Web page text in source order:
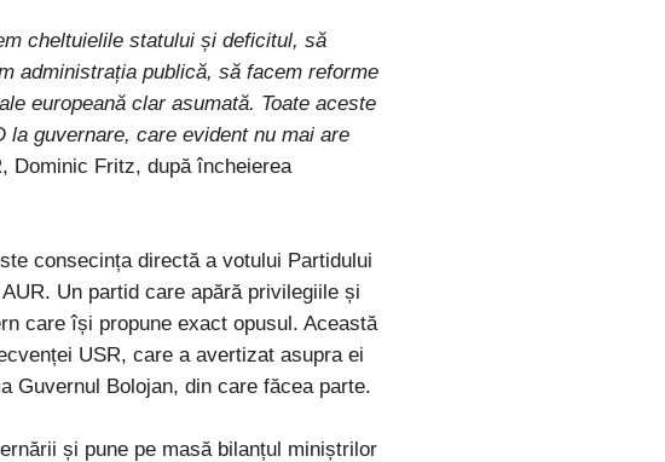
cheltuielile statului și deficitul, să
administrația publică, să facem reforme
europeană clar asumată. Toate aceste
guvernare, care evident nu mai are
Dominic Fritz, după încheierea
consecința directă a votului Partidului
Un partid care apără privilegiile și
care își propune exact opusul. Această
USR, care a avertizat asupra ei
Guvernul Bolojan, din care făcea parte.
și pune pe masă bilanțul miniștrilor